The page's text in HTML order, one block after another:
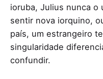
ioruba, Julius nunca o
sentir nova iorquino,
país, um estrangeiro
singularidade
confundir.